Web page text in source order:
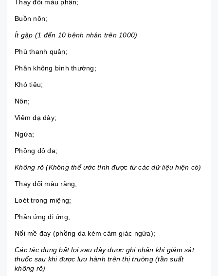
Thay đổi màu phân;
Buồn nôn;
Ít gặp (1 đến 10 bệnh nhân trên 1000)
Phù thanh quản;
Phân không bình thường;
Khó tiêu;
Nôn;
Viêm dạ dày;
Ngứa;
Phồng đỏ da;
Không rõ (Không thể ước tính được từ các dữ liệu hiện có)
Thay đổi màu răng;
Loét trong miệng;
Phản ứng dị ứng;
Nổi mề đay (phồng da kèm cảm giác ngứa);
Các tác dụng bất lợi sau đây được ghi nhận khi giám sát
thuốc sau khi được lưu hành trên thị trường (tần suất
không rõ)